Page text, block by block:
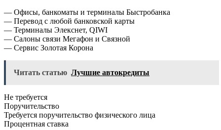
— Офисы, банкоматы и терминалы Быстробанка
— Перевод с любой банковской карты
— Терминалы Элекснет, QIWI
— Салоны связи Мегафон и Связной
— Сервис Золотая Корона
Читать статью Лучшие автокредиты
Не требуется
Поручительство
Требуется поручительство физического лица
Процентная ставка